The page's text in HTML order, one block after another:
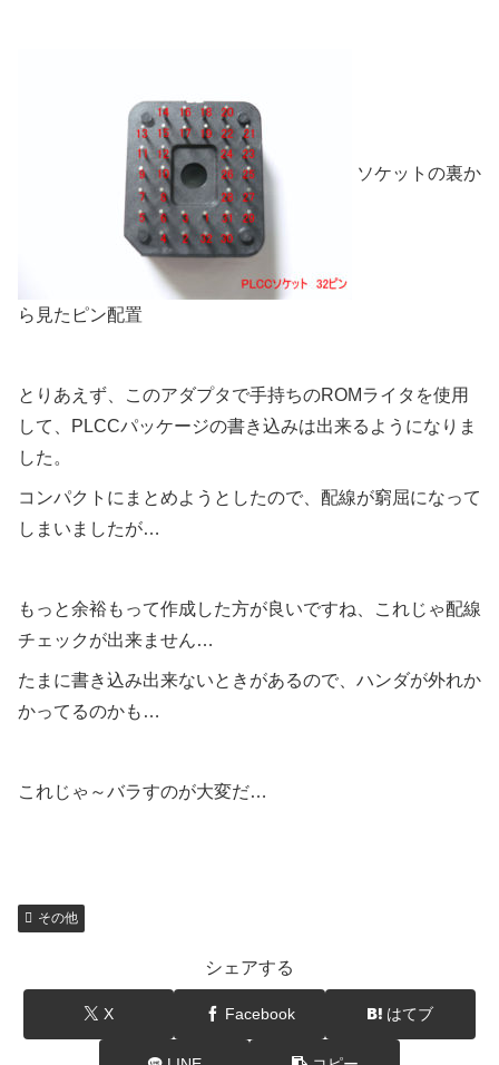
ソケットの裏か
ら見たピン配置
とりあえず、このアダプタで手持ちのROMライタを使用
して、PLCCパッケージの書き込みは出来るようになりま
した。
コンパクトにまとめようとしたので、配線が窮屈になって
しまいましたが…
もっと余裕もって作成した方が良いですね、これじゃ配線
チェックが出来ません…
たまに書き込み出来ないときがあるので、ハンダが外れか
かってるのかも…
これじゃ～バラすのが大変だ…
その他
シェアする
X Facebook はてブ